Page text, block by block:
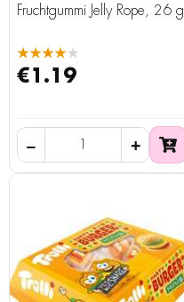
Fruchtgummi Jelly Rope, 26 g
★★★★★
€1.19